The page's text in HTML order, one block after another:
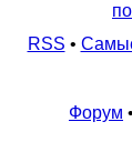
RSS •
Форум •